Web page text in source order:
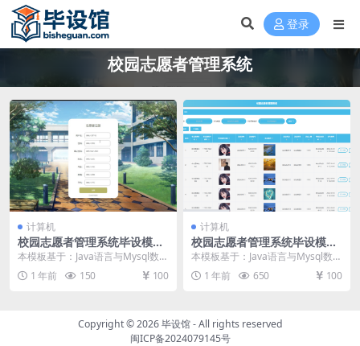
登录
校园志愿者管理系统
计算机
校园志愿者管理系统毕设模板
毕业设计模板及毕业论文与PP
本模板基于：Java语言与Mysql数据
库开发 系统功能的具体实现 系统功
能模块...
1 年前 150 100
计算机
校园志愿者管理系统毕设模板
毕业设计模板及毕业论文
本模板基于：Java语言与Mysql数据
库开发 系统功能实现 编程人员在搭
建的开...
1 年前 650 100
Copyright © 2026毕设馆- All rights reserved
闽ICP备2024079145号